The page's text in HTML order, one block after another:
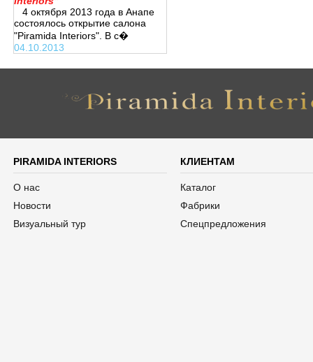
4 октября 2013 года в Анапе
состоялось открытие салона
"Piramida Interiors". В с�
04.10.2013
PIRAMIDA INTERIORS
О нас
Новости
Визуальный тур
КЛИЕНТАМ
Каталог
Фабрики
Спецпредложения